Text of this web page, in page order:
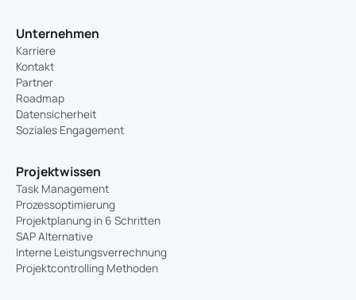
Unternehmen
Karriere
Kontakt
Partner
Roadmap
Datensicherheit
Soziales Engagement
Projektwissen
Task Management
Prozessoptimierung
Projektplanung in 6 Schritten
SAP Alternative
Interne Leistungsverrechnung
Projektcontrolling Methoden